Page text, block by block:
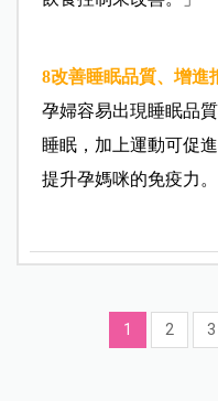
8改善睡眠品質、增進
孕婦容易出現睡眠品
睡眠，加上運動可促
提升孕媽咪的免疫力。
1 2 3